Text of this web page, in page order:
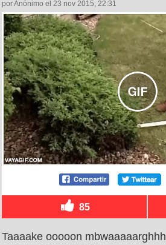
por Anónimo el 23 nov 2015, 22:31
85
Taaaake ooooon mbwaaaaarghhh